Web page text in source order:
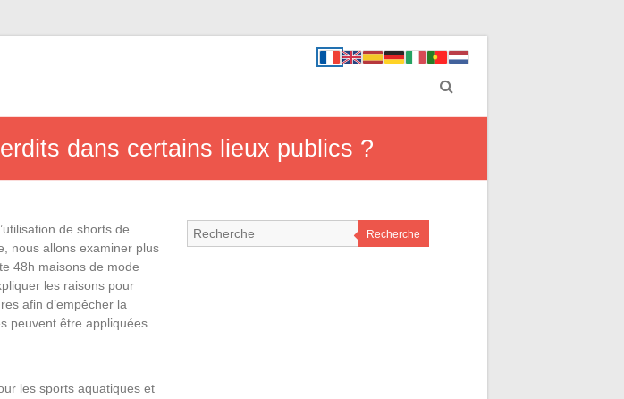
dans certains lieux publics ?
de shorts de
nous allons examiner plus
48h maisons de mode
les raisons pour
afin d’empêcher la
peuvent être appliquées.
les sports aquatiques et
Recherche